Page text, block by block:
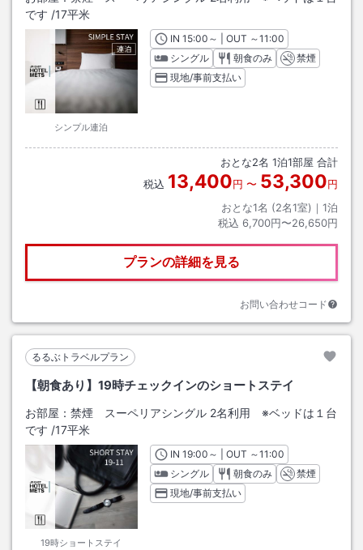
です /17平米
シンプル連泊
INチェックイン
15:00 ～ | OUT チェックアウト
～11:00
シングル
朝食のみ
禁煙
現地/事前支払い
おとな2名 1泊1部屋 合計
税込 13,400円 〜 53,300円
おとな1名 (2名1室)｜ 1泊
税込 6,700円〜26,650円
プランの詳細を見る
お問い合わせコード
るるぶトラベルプラン
【朝食あり】19時チェックインのショートステイ
お部屋： 禁煙 スーペリアシングル 2名利用 ※ベッドは１台
です /17平米
19時ショートステイ
INチェックイン
19:00 ～ | OUT チェックアウト
～11:00
シングル
朝食のみ
禁煙
現地/事前支払い